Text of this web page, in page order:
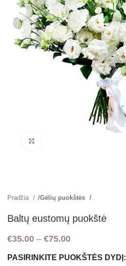
Pradžia Gėlių puokštės
Baltų eustomų puokštė
€35.00 – €75.00
PASIRINKITE PUOKŠTĖS DYDĮ: